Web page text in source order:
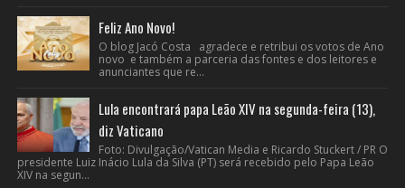
Feliz Ano Novo!
O blog Jacó Costa agradece e retribui os votos de Ano
novo e também a parceria das fontes e dos leitores e
anunciantes que re...
Lula encontrará papa Leão XIV na segunda-feira (13),
diz Vaticano
Foto: Divulgação/Vatican Media e Ricardo Stuckert / PR O
presidente Luiz Inácio Lula da Silva (PT) será recebido pelo Papa Leão
XIV na segun...